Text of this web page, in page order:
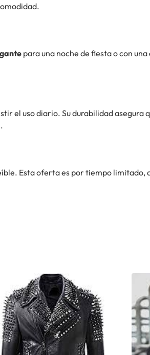
para una noche de fiesta o con una
el uso diario. Su durabilidad asegura
Esta oferta es por tiempo limitado,